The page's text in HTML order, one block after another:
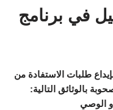
في برنامج
طلبات الاستفادة من
بالوثائق التالية:
الوصي